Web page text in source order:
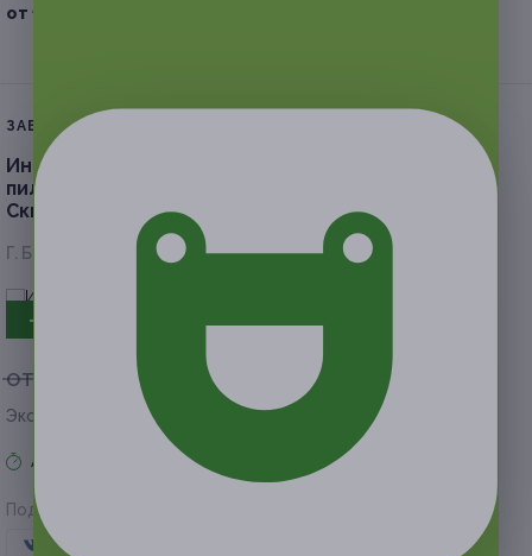
от 175 руб.
ЗАВЕРШЁННАЯ АКЦИЯ
Инъекционная биоревитализация, чистка лица,
пилинг в салоне красоты «Виржиния».
Скидка до 76%
Г. Барнаул, ул. Шумакова, д. 45
- 75%
от 1 500 руб. от 375 руб.
Экономия от 1 125 руб.
Акция завершена
Поделиться с друзьями